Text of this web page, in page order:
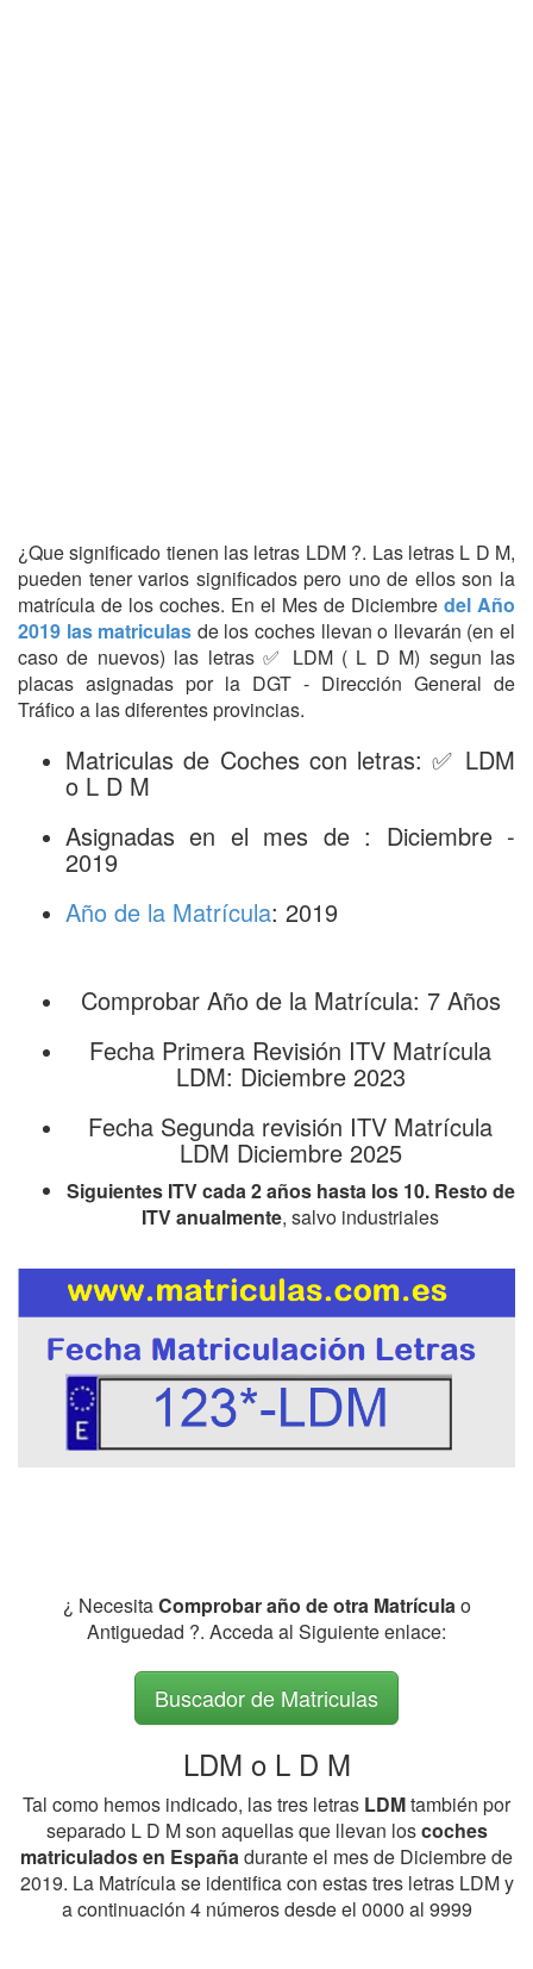
¿Que significado tienen las letras LDM ?. Las letras L D M,
pueden tener varios significados pero uno de ellos son la
matrícula de los coches. En el Mes de Diciembre del Año
2019 las matriculas de los coches llevan o llevarán (en el
caso de nuevos) las letras ✅ LDM ( L D M) segun las
placas asignadas por la DGT - Dirección General de
Tráfico a las diferentes provincias.
Matriculas de Coches con letras: ✅ LDM
o L D M
Asignadas en el mes de : Diciembre -
2019
Año de la Matrícula: 2019
Comprobar Año de la Matrícula: 7 Años
Fecha Primera Revisión ITV Matrícula
LDM: Diciembre 2023
Fecha Segunda revisión ITV Matrícula
LDM Diciembre 2025
Siguientes ITV cada 2 años hasta los 10. Resto de
ITV anualmente, salvo industriales
¿ NecesitaComprobar año de otra Matrículao
Antiguedad ?. Acceda al Siguiente enlace:
Buscador de Matriculas
LDM o L D M
Tal como hemos indicado, las tres letras LDMtambién por
separado L D M son aquellas que llevan loscoches
matriculados en Españadurante el mes de Diciembre de
2019. La Matrícula se identifica con estas tres letras LDM y
a continuación 4 números desde el 0000 al 9999